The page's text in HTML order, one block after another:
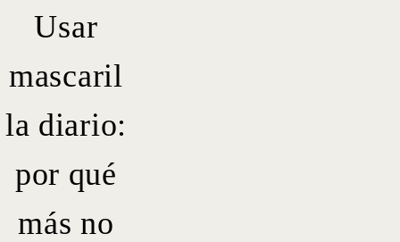
Usar
mascaril
la diario:
por qué
más no